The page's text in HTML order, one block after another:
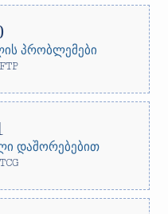
პრობლემები
დაშორებებით